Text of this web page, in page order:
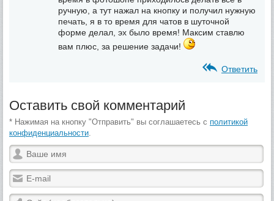
ручную, а тут нажал на кнопку и получил нужную
печать, я в то время для чатов в шуточной
форме делал, эх было время! Максим ставлю
вам плюс, за решение задачи!
Ответить
Оставить свой комментарий
* Нажимая на кнопку "Отправить" вы соглашаетесь с политикой
конфиденциальности